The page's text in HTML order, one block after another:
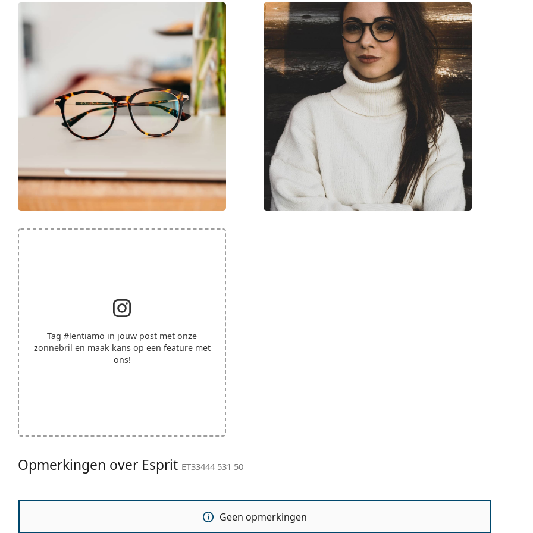
Tag #lentiamo in jouw post met onze
zonnebril en maak kans op een feature met
ons!
Opmerkingen over Esprit ET33444 531 50
Geen opmerkingen